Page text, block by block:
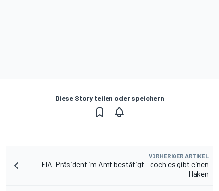
Diese Story teilen oder speichern
VORHERIGER ARTIKEL
FIA-Präsident im Amt bestätigt - doch es gibt einen
Haken